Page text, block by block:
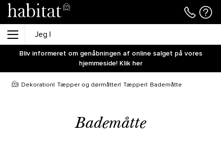
Bliv informeret om genåbningen af online salget på vores
hjemmeside! Klik her
Dekoration Tæpper og dørmåtter Tæpper Bademåtte
Bademåtte